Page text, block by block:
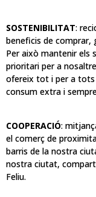
SOSTENIBILITAT:
beneficis de comprar,
Per això mantenir els
prioritari per a
ofereix tot i per a tots
consum extra i
COOPERACIÓ:
el comerç de
barris de la nostra
nostra ciutat,
Feliu.